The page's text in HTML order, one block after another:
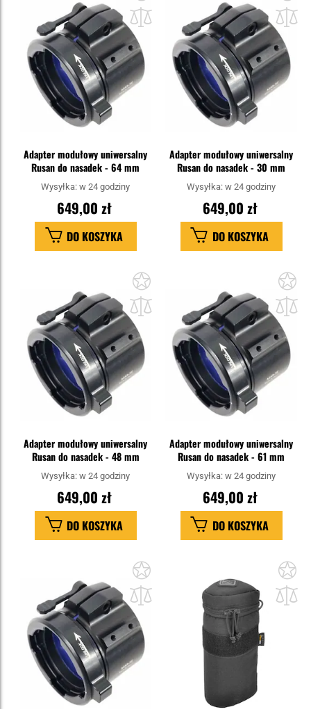
do
schowka
Adapter modułowy uniwersalny
Rusan do nasadek - 64 mm
Wysyłka:w 24 godziny
649,00 zł
DO KOSZYKA
do
Adapter modułowy uniwersalny
Rusan do nasadek - 30 mm
Wysyłka:w 24 godziny
649,00 zł
DO KOSZYKA
do
schowka
Adapter modułowy uniwersalny
Rusan do nasadek - 48 mm
Wysyłka:w 24 godziny
649,00 zł
DO KOSZYKA
do
Adapter modułowy uniwersalny
Rusan do nasadek - 61 mm
Wysyłka:w 24 godziny
649,00 zł
DO KOSZYKA
do
schowka
do